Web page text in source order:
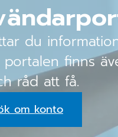
du
portalen finns
råd att få.
om konto